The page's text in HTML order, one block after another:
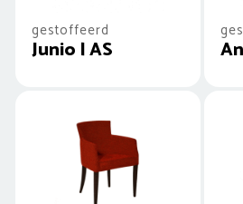
gestoffeerd
Junio | AS